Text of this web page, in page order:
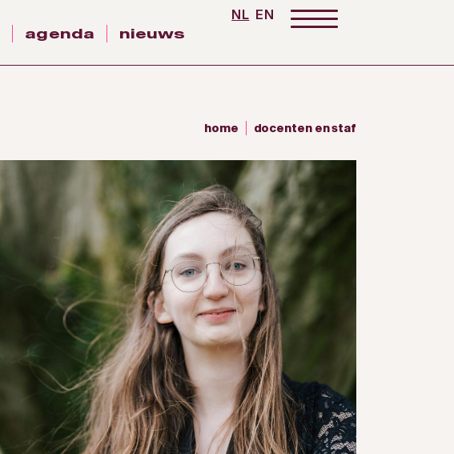
agenda nieuws
NL EN
home docenten en staf